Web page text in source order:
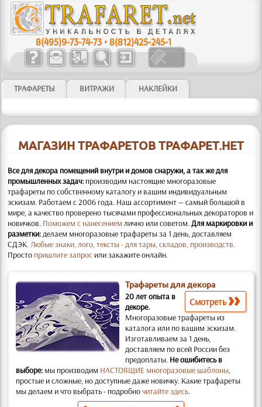
8(495)9-73-74-73 •8(812)425-245-1
ТРАФАРЕТЫ ВИТРАЖИ НАКЛЕЙКИ
МАГАЗИН ТРАФАРЕТОВ ТРАФАРЕТ.НЕТ
Все для декора помещений внутри и домов снаружи, а так же для
промышленных задач: производим настоящие многоразовые
трафареты по собственному каталогу и вашим индивидуальным
эскизам. Работаем с 2006 года. Наш ассортимент — самый большой в
мире, а качество проверено тысячами профессиональных декораторов и
новичков. Поможем с нанесением лично или советом.Для маркировки и
разметки:делаем многоразовые трафареты за 1 день, доставляем
СДЭК.Любые знаки, лого, тексты - для тары, складов, производств.
Просто пришлите запрос или закажите онлайн.
Трафареты для декора
Смотреть
20 лет опыта в
декоре.
Многоразовые трафареты из
каталога или по вашим эскизам.
Изготавливаем за 1 день,
доставляем по всей России без
предоплаты. Не ошибитесь в
выборе: мы производим НАСТОЯЩИЕ многоразовые шаблоны,
простые и слож­ные, но доступные даже новичку. Какие трафареты
мы делаем и что выбрать - подробночитайте здесь.